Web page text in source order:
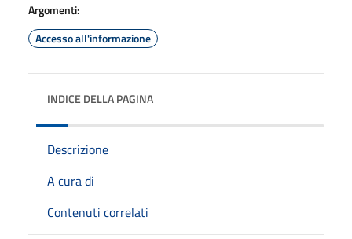
Argomenti:
Accesso all'informazione
INDICE DELLA PAGINA
Descrizione
A cura di
Contenuti correlati